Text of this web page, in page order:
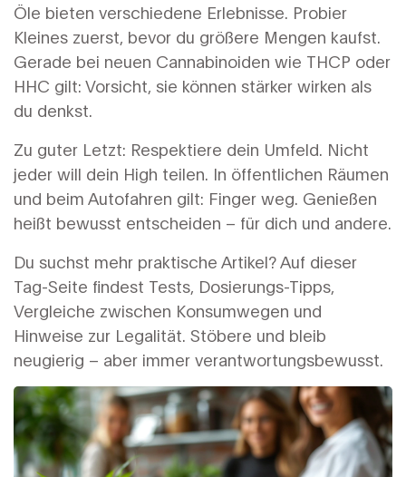
Öle bieten verschiedene Erlebnisse. Probier
Kleines zuerst, bevor du größere Mengen kaufst.
Gerade bei neuen Cannabinoiden wie THCP oder
HHC gilt: Vorsicht, sie können stärker wirken als
du denkst.
Zu guter Letzt: Respektiere dein Umfeld. Nicht
jeder will dein High teilen. In öffentlichen Räumen
und beim Autofahren gilt: Finger weg. Genießen
heißt bewusst entscheiden – für dich und andere.
Du suchst mehr praktische Artikel? Auf dieser
Tag-Seite findest Tests, Dosierungs-Tipps,
Vergleiche zwischen Konsumwegen und
Hinweise zur Legalität. Stöbere und bleib
neugierig – aber immer verantwortungsbewusst.